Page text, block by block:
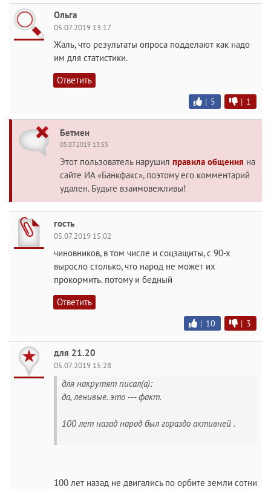
Ольга
05.07.2019 13:17
Жаль, что результаты опроса подделают как надо
им для статистики.
Ответить
| 5 | 1
Бетмен
05.07.2019 13:55
Этот пользователь нарушил правила общения на
сайте ИА «Банкфакс», поэтому его комментарий
удален. Будьте взаимовежливы!
гость
05.07.2019 15:02
чиновников, в том числе и соцзащиты, с 90-х
выросло столько, что народ не может их
прокормить. потому и бедный
Ответить
| 10 | 3
для 21.20
05.07.2019 15:28
для накрутят писал(а):
да, ленивые. это --- факт.
100 лет назад народ был гораздо активней .
100 лет назад не двигались по орбите земли сотни